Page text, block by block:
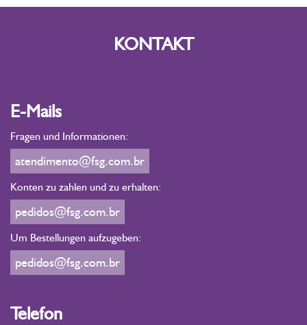
KONTAKT
E-Mails
Fragen und Informationen:
atendimento@fsg.com.br
Konten zu zahlen und zu erhalten:
pedidos@fsg.com.br
Um Bestellungen aufzugeben:
pedidos@fsg.com.br
Telefon